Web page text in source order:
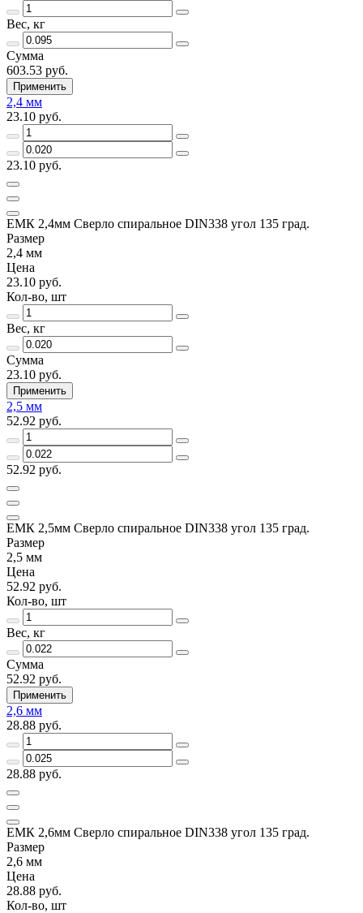
Вес, кг
Сумма
603.53 руб.
Применить
2,4 мм
23.10 руб.
23.10 руб.
ЕМК 2,4мм Сверло спиральное DIN338 угол 135 град.
Размер
2,4 мм
Цена
23.10 руб.
Кол-во, шт
Вес, кг
Сумма
23.10 руб.
Применить
2,5 мм
52.92 руб.
52.92 руб.
ЕМК 2,5мм Сверло спиральное DIN338 угол 135 град.
Размер
2,5 мм
Цена
52.92 руб.
Кол-во, шт
Вес, кг
Сумма
52.92 руб.
Применить
2,6 мм
28.88 руб.
28.88 руб.
ЕМК 2,6мм Сверло спиральное DIN338 угол 135 град.
Размер
2,6 мм
Цена
28.88 руб.
Кол-во, шт